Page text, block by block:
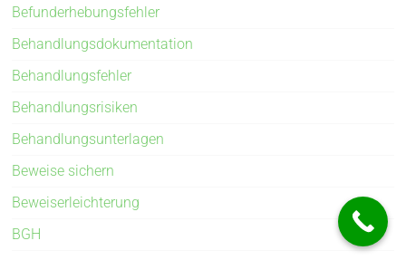
Befunderhebungsfehler
Behandlungsdokumentation
Behandlungsfehler
Behandlungsrisiken
Behandlungsunterlagen
Beweise sichern
Beweiserleichterung
BGH